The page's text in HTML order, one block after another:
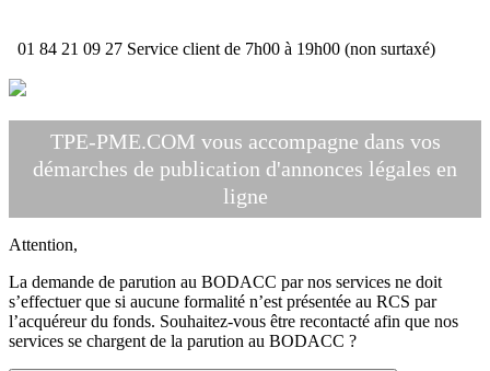
01 84 21 09 27 Service client de 7h00 à 19h00 (non surtaxé)
TPE-PME.COM vous accompagne dans vos
démarches de publication d'annonces légales en
ligne
Attention,
La demande de parution au BODACC par nos services ne doit
s’effectuer que si aucune formalité n’est présentée au RCS par
l’acquéreur du fonds. Souhaitez-vous être recontacté afin que nos
services se chargent de la parution au BODACC ?